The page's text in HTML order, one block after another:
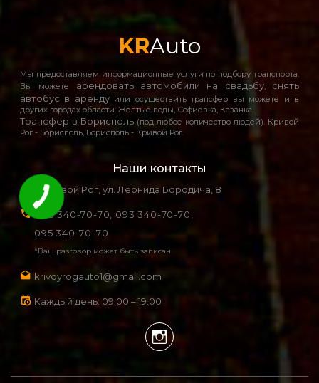
KRAuto
Мы предоставляем информационные услуги по подбору транспорта.
Вы можете арендовать автомобили на свадьбу, снять
автобус в арендуили осуществить трансфер вы можете и в
других городах области: Желтые воды, Софиевка, Казанка.
Трансфер в Борисполь (под любое количество людей). Кривой
Рог - Борисполь, Борисполь - Кривой Рог.
Наши контакты
г. Кривой Рог, ул. Леонида Бородича, 8
098 340-70-70, 093 340-70-70,
095 340-70-70
*Ваш разговор может быть записан
krivoyrogauto1@gmail.com
Каждый день: 09:00 – 19:00
Instagram